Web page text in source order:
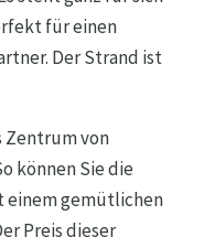
für einen
Der Strand ist
Zentrum von
können Sie die
einem gemütlichen
Preis dieser